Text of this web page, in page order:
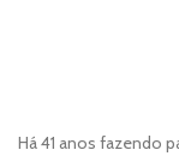
Há 41 anos fazendo